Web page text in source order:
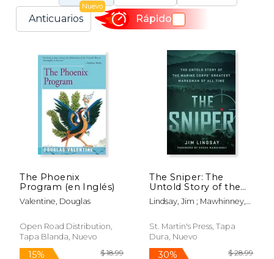
Anticuarios
Nuevo
Rápido
The Phoenix
Program (en Inglés)
Valentine, Douglas
Open Road Distribution,
Tapa Blanda, Nuevo
The Sniper: The
Untold Story of the
Marine Corps'
Greatest Marksman
Lindsay, Jim ; Mawhinney,
St. Martin's Press, Tapa
Dura, Nuevo